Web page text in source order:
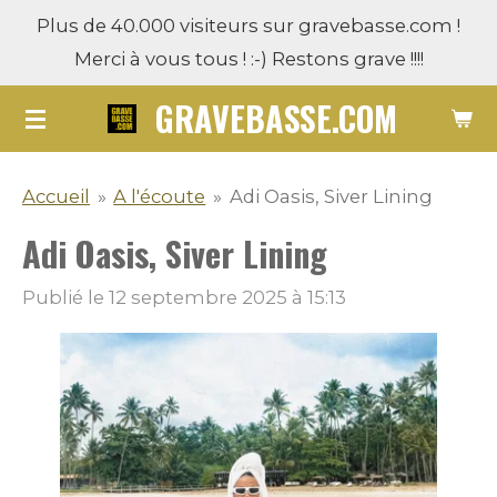
Passer
contenu
principal
GRAVEBASSE.COM
Plus de 40.000 visiteurs sur gravebasse.com !
Merci à vous tous ! :-) Restons grave !!!!
Accueil » A l'écoute » Adi Oasis, Siver Lining
Adi Oasis, Siver Lining
Publié le 12 septembre 2025 à 15:13